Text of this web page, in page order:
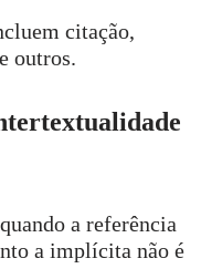
citação,
outros.
a referência
a implícita não é